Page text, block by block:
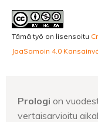
Tämä työ on lisensoitu
JaaSamoin 4.0
Prologi on
vertaisarvioitu